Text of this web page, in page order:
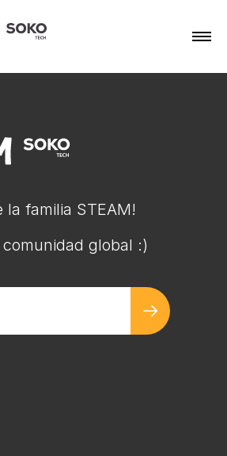
la familia STEAM!
global :)